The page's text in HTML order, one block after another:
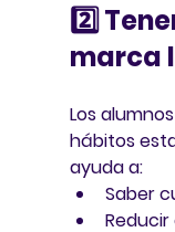
2️⃣
marca
Los
hábitos
ayuda a:
Saber
Reducir